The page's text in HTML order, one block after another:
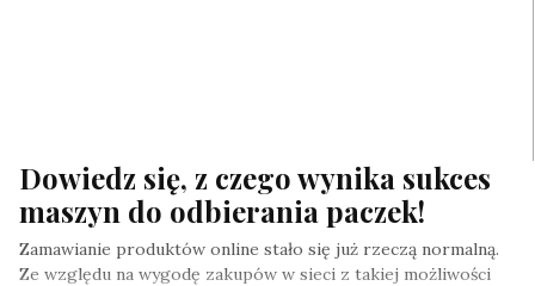
Dowiedz się, z czego wynika sukces
maszyn do odbierania paczek!
Zamawianie produktów online stało się już rzeczą normalną.
Ze względu na wygodę zakupów w sieci z takiej możliwości